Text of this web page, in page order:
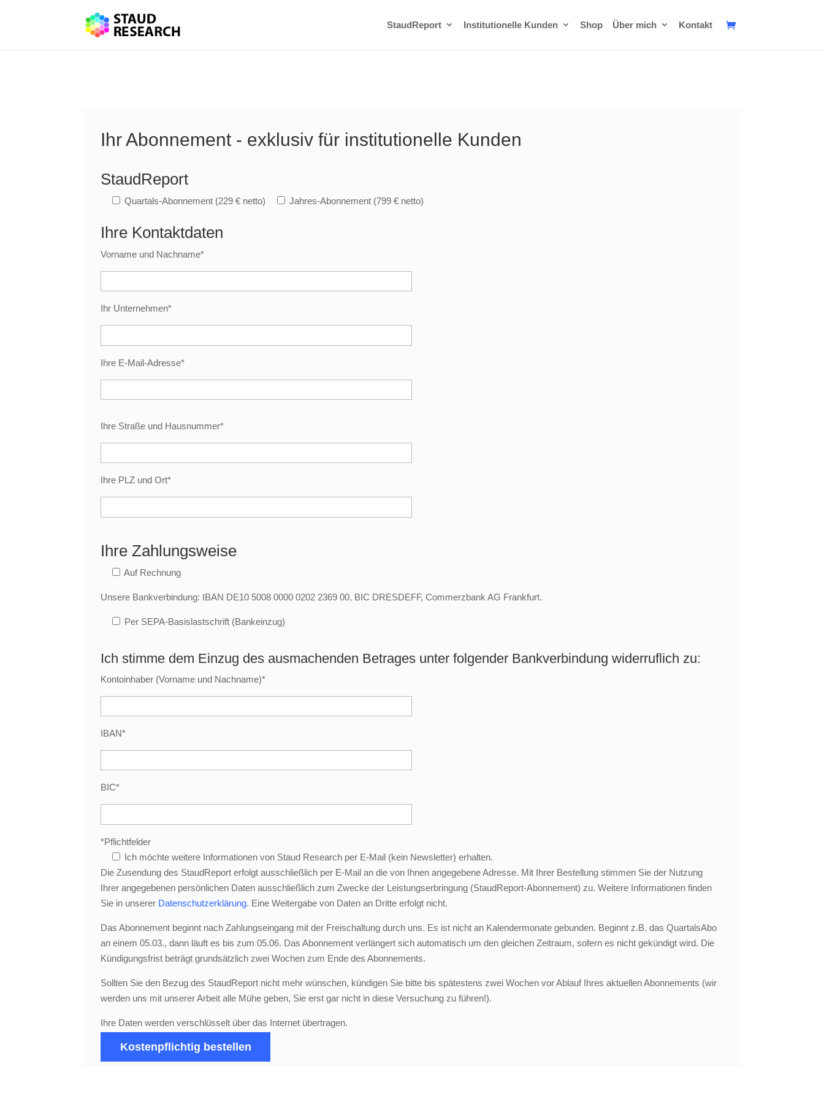
StaudReport Institutionelle Kunden Shop Über mich Kontakt
Ihr Abonnement - exklusiv für institutionelle Kunden
StaudReport
Quartals-Abonnement (229 € netto) Jahres-Abonnement (799 € netto)
Ihre Kontaktdaten
Vorname und Nachname*
Ihr Unternehmen*
Ihre E-Mail-Adresse*
Ihre Straße und Hausnummer*
Ihre PLZ und Ort*
Ihre Zahlungsweise
Auf Rechnung
Unsere Bankverbindung: IBAN DE10 5008 0000 0202 2369 00, BIC DRESDEFF, Commerzbank AG Frankfurt.
Per SEPA-Basislastschrift (Bankeinzug)
Ich stimme dem Einzug des ausmachenden Betrages unter folgender Bankverbindung widerruflich zu:
Kontoinhaber (Vorname und Nachname)*
IBAN*
BIC*
*Pflichtfelder
Ich möchte weitere Informationen von Staud Research per E-Mail (kein Newsletter) erhalten.
Die Zusendung des StaudReport erfolgt ausschließlich per E-Mail an die von Ihnen angegebene Adresse. Mit Ihrer Bestellung stimmen Sie der Nutzung
Ihrer angegebenen persönlichen Daten ausschließlich zum Zwecke der Leistungserbringung (StaudReport-Abonnement) zu. Weitere Informationen finden
Sie in unserer Datenschutzerklärung. Eine Weitergabe von Daten an Dritte erfolgt nicht.
Das Abonnement beginnt nach Zahlungseingang mit der Freischaltung durch uns. Es ist nicht an Kalendermonate gebunden. Beginnt z.B. das QuartalsAbo
an einem 05.03., dann läuft es bis zum 05.06. Das Abonnement verlängert sich automatisch um den gleichen Zeitraum, sofern es nicht gekündigt wird. Die
Kündigungsfrist beträgt grundsätzlich zwei Wochen zum Ende des Abonnements.
Sollten Sie den Bezug des StaudReport nicht mehr wünschen, kündigen Sie bitte bis spätestens zwei Wochen vor Ablauf Ihres aktuellen Abonnements (wir
werden uns mit unserer Arbeit alle Mühe geben, Sie erst gar nicht in diese Versuchung zu führen!).
Ihre Daten werden verschlüsselt über das Internet übertragen.